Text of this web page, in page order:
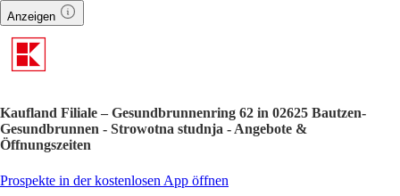
Anzeigen
Kaufland Filiale – Gesundbrunnenring 62 in 02625 Bautzen-
Gesundbrunnen - Strowotna studnja - Angebote &
Öffnungszeiten
Prospekte in der kostenlosen App öffnen